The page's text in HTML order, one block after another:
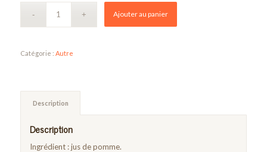
Ajouter au panier
Catégorie : Autre
Description
Description
Ingrédient : jus de pomme.